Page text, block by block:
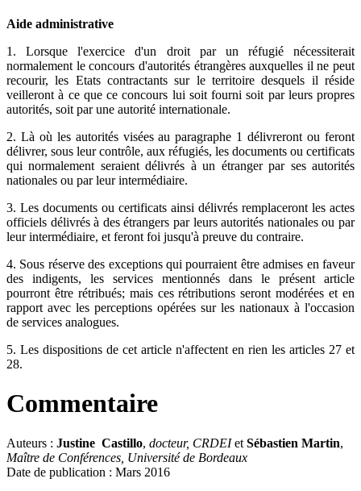
Aide administrative
1. Lorsque l'exercice d'un droit par un réfugié nécessiterait
normalement le concours d'autorités étrangères auxquelles il ne peut
recourir, les Etats contractants sur le territoire desquels il réside
veilleront à ce que ce concours lui soit fourni soit par leurs propres
autorités, soit par une autorité internationale.
2. Là où les autorités visées au paragraphe 1 délivreront ou feront
délivrer, sous leur contrôle, aux réfugiés, les documents ou certificats
qui normalement seraient délivrés à un étranger par ses autorités
nationales ou par leur intermédiaire.
3. Les documents ou certificats ainsi délivrés remplaceront les actes
officiels délivrés à des étrangers par leurs autorités nationales ou par
leur intermédiaire, et feront foi jusqu'à preuve du contraire.
4. Sous réserve des exceptions qui pourraient être admises en faveur
des indigents, les services mentionnés dans le présent article
pourront être rétribués; mais ces rétributions seront modérées et en
rapport avec les perceptions opérées sur les nationaux à l'occasion
de services analogues.
5. Les dispositions de cet article n'affectent en rien les articles 27 et
28.
Commentaire
Auteurs : Justine Castillo, docteur, CRDEIet Sébastien Martin,
Maître de Conférences, Université de Bordeaux
Date de publication : Mars 2016